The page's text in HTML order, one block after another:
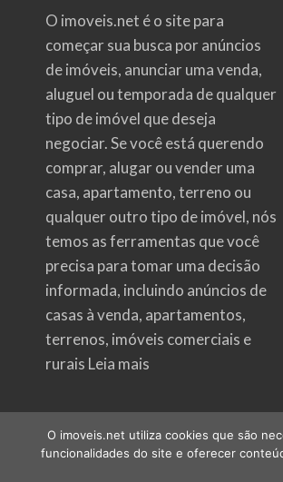
O imoveis.net é o site para
começar sua busca poranúncios
de imóveis, anunciar uma venda,
aluguel ou temporada de qualquer
tipo de imóvel que deseja
negociar. Se você está querendo
comprar, alugar ou vender uma
casa, apartamento, terreno ou
qualquer outro tipo de imóvel, nós
temos as ferramentas que você
precisa para tomar uma decisão
informada, incluindo anúncios de
casas à venda, apartamentos,
terrenos, imóveis comerciais e
rurais Leia mais
O imoveis.net utiliza cookies que são
funcionalidades do site e oferecer